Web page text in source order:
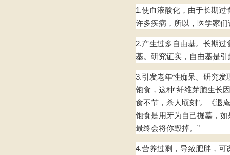
1.使血液酸化，由于长期
许多疾病，所以，医学家们
2.产生过多自由基。长期
基。研究证实，自由基是
3.引发老年性痴呆。研究发
饱食，这种“纤维芽胞生长
食不节，杀人顷刻”。《退
饱食是用牙为自己掘墓，
最终会将你毁掉。”
4.营养过剩，导致肥胖，